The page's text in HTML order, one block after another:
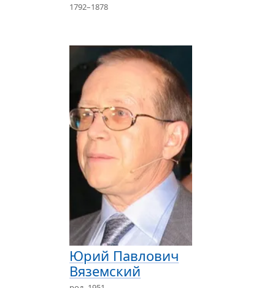
1792–1878
Юрий Павлович
Вяземский